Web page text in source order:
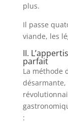
plus.
Il passe
viande, les
II.
parfait
La méthode
désarmante,
: